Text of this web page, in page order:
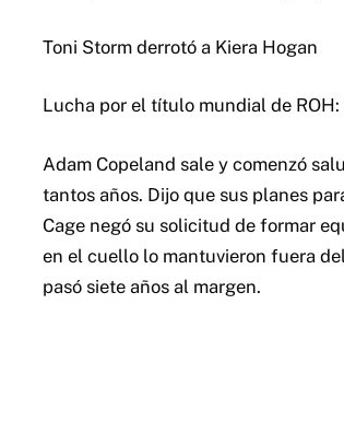
Toni Storm derrotó a Kiera Hogan
Lucha por el título mundial de
Adam Copeland sale y comenzó
tantos años. Dijo que sus planes
Cage negó su solicitud de formar
en el cuello lo mantuvieron fuera
pasó siete años al margen.